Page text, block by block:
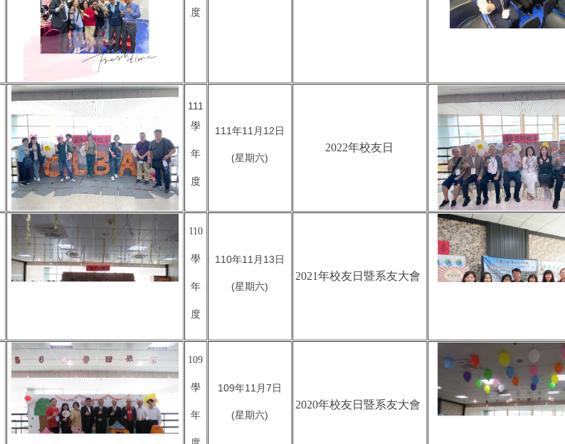
度
111
學
年
度
111年11月12日
(星期六)
2022年校友日
110
學
年
度
110年11月13日
(星期六)
2021年校友日暨系友大會
109
學
年
109年11月7日
(星期六)
2020年校友日暨系友大會